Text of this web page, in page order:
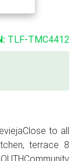
TLF-TMC4412
to all
terrace 8